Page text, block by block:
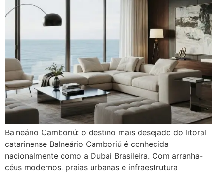
Balneário Camboriú: o destino mais desejado do litoral
catarinense Balneário Camboriú é conhecida
nacionalmente como a Dubai Brasileira. Com arranha-
céus modernos, praias urbanas e infraestrutura